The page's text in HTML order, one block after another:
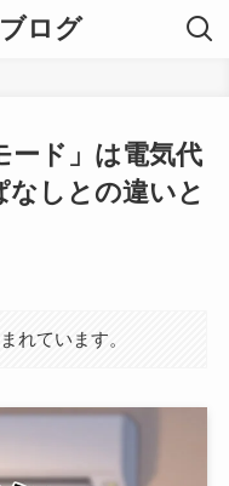
ログ
ード」は電気代
しとの違いと
れています。